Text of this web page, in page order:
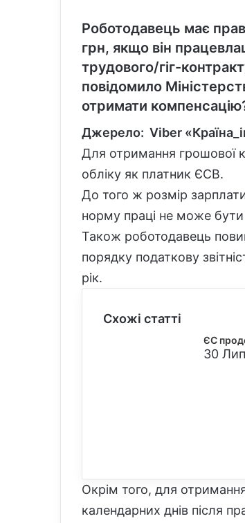
Роботодавець має
грн, якщо він
трудового/гіг-
повідомило
отримати
Джерело: Viber
Для отримання грошової
обліку як платник ЄСВ.
До того ж розмір
норму праці не може бути
Також роботодавець
порядку податкову
рік.
Схожі статті
ЄС
30
Окрім того, для
календарних днів після